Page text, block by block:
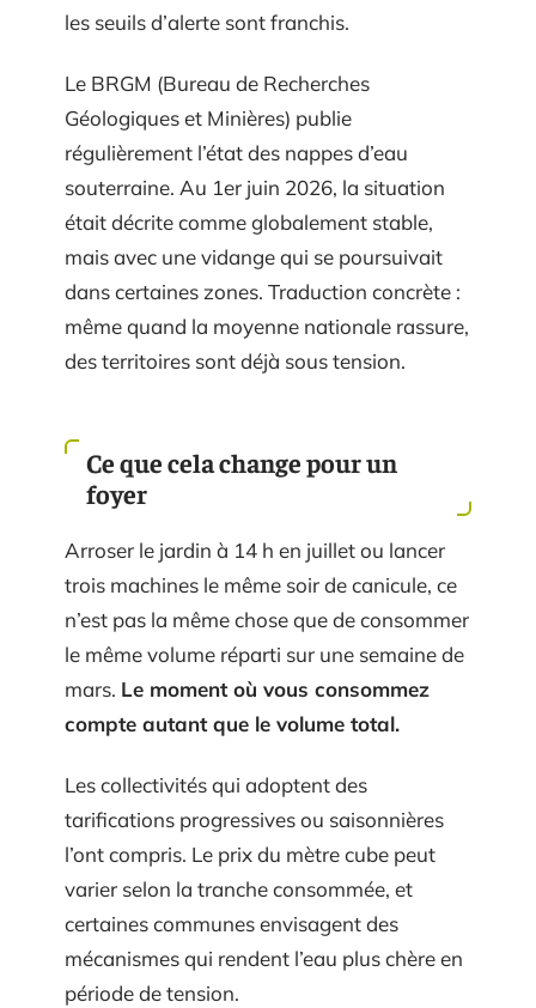
les seuils d’alerte sont franchis.
Le BRGM (Bureau de Recherches
Géologiques et Minières) publie
régulièrement l’état des nappes d’eau
souterraine. Au 1er juin 2026, la situation
était décrite comme globalement stable,
mais avec une vidange qui se poursuivait
dans certaines zones. Traduction concrète :
même quand la moyenne nationale rassure,
des territoires sont déjà sous tension.
Ce que cela change pour un
foyer
Arroser le jardin à 14 h en juillet ou lancer
trois machines le même soir de canicule, ce
n’est pas la même chose que de consommer
le même volume réparti sur une semaine de
mars. Le moment où vous consommez
compte autant que le volume total.
Les collectivités qui adoptent des
tarifications progressives ou saisonnières
l’ont compris. Le prix du mètre cube peut
varier selon la tranche consommée, et
certaines communes envisagent des
mécanismes qui rendent l’eau plus chère en
période de tension.